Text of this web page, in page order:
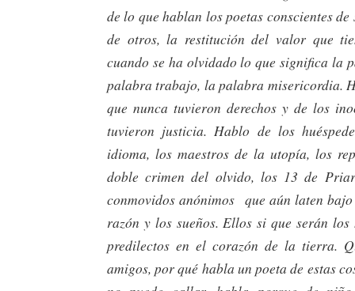
de lo que hablan los poetas conscientes
de otros, la restitución del valor que
cuando se ha olvidado lo que significa la
palabra trabajo, la palabra misericordia.
que nunca tuvieron derechos y de los
tuvieron justicia. Hablo de los
idioma, los maestros de la utopía, los
doble crimen del olvido, los 13 de
conmovidos anónimos que aún laten
razón y los sueños. Ellos si que serán los
predilectos en el corazón de la tierra.
amigos, por qué habla un poeta de estas